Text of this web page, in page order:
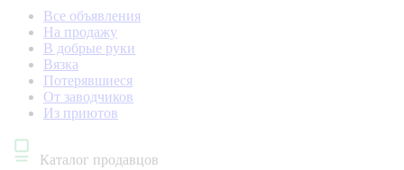
Все объявления
На продажу
В добрые руки
Вязка
Потерявшиеся
От заводчиков
Из приютов
Каталог продавцов